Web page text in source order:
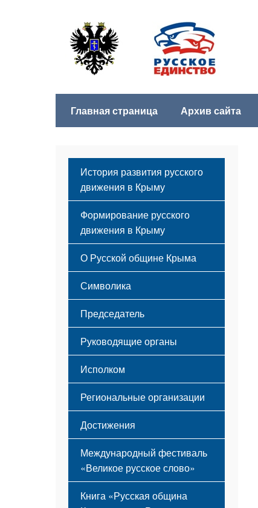
Главная страница Архив сайта
История развития русского
движения в Крыму
Формирование русского
движения в Крыму
Русский Крым
О Русской общине Крыма
Этапы становления
Принципы деятельности
Структура
Мероприятия
Символика
Флаг
Герб
Гимн
Председатель
Руководящие органы
Исполком
Региональные организации
Достижения
Международный фестиваль
«Великое русское слово»
Книга «Русская община